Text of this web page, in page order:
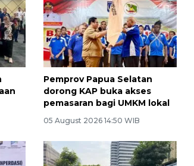
Pemprov Papua Selatan
dorong KAP buka akses
pemasaran bagi UMKM lokal
05 August 2026 14:50 WIB